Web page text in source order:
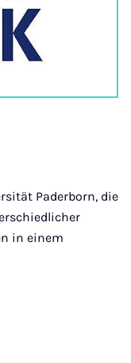
Paderborn, die
in einem